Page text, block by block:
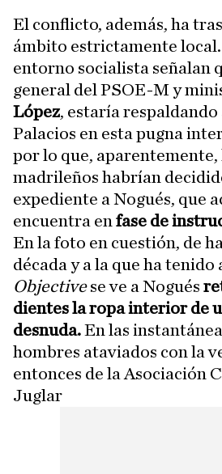
El conflicto, además, ha
ámbito estrictamente local.
entorno socialista señalan
general del PSOE-M y
López, estaría respaldando
Palacios en esta pugna
por lo que, aparentemente,
madrileños habrían
expediente a Nogués, que
encuentra en fase de
En la foto en cuestión, de
década y a la que ha tenido
Objectivese ve a Nogués
dientes la ropa interior de
desnuda.En las
hombres ataviados con la
entonces de la Asociación
Juglar